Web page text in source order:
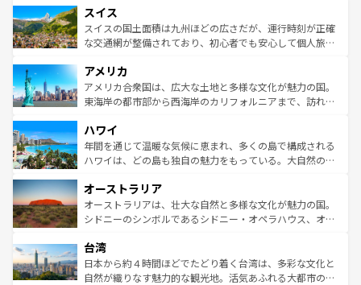
れる地方に足を運ぶとそれぞれで全く異なる文化を体験で
きるだろう。 なお、新着のフランス情報はコンテンツ一覧
を参照してほしい。
は、お酒好きな人にはぜひ体験してほしい。 なお、新着の
ドイツ情報はコンテンツ一覧を参照してほしい。
リアごとに異なる魅力がある。また、優雅なアフタヌーン
ティー、ビール好きにはたまらない英国パブ、サッカー観
戦など、本場だからこそできる体験も豊富。イギリスを旅
ンツ一覧を参照してほしい。
スイス
スイスの国土面積は九州ほどの広さだが、運行時刻が正確
な交通網が整備されており、初心者でも安心して個人旅行
の建物がそのまま残る町や、スイスならではのユニークな
博物館もあり、アルプス観光だけでなく町歩きも満喫する
ことができる。国民の所得が高いため物価も高いが、旅行
ば市内交通費無料で観光を楽しむこともできる。 なお、新
着のスイス情報はコンテンツ一覧 を参照してほしい。
アメリカ
アメリカ合衆国は、広大な土地と多様な文化が魅力の国。
東海岸の都市部から西海岸のカリフォルニアまで、訪れる
のような巨大都市は、観光、ショッピング、エンターテイ
ンメントが詰まった刺激的なスポットだ。一方、アメリカ
西部には大自然が広がり、グランドキャニオンやイエロー
部のニューオーリンズでは、音楽と美食が融合した独特の
文化が魅力。旅行者はアメリカの各地域で異なる魅力を楽
しみながら、その多様性と豊かな歴史を感じることができ
ならではの贅沢な旅のスタイルだ。 なお、新着のアメリカ
情報はコンテンツ一覧を参照してほしい。
ハワイ
年間を通じて温暖な気候に恵まれ、多くの島で構成される
ハワイは、どの島も独自の魅力をもっている。大自然の神
ワイ島は見逃せない。また、定番の観光地といえばオアフ
島だが、静かな自然を求めるならマウイ島やカウアイ島が
おすすめ。エメラルドグリーンに輝く海をはじめ、豊かな
れるおもてなしの心で訪れる人々を迎えてくれるハワイの
人々、おいしいローカルフードやハワイアンミュージッ
ク、伝統的なフラダンスなど、すべてがハワイの魅力を彩
オーストラリア
オーストラリアは、壮大な自然と多様な文化が魅力の国。
シドニーのシンボルであるシドニー・オペラハウス、オー
リアリーフや大陸中央部にそびえるウルル（エアーズロッ
ク）、タスマニアの美しい原生林やケアンズの熱帯雨林な
ど、見どころがたくさん。また、カフェやワイン、オージ
台湾
日本から約４時間ほどでたどり着く台湾は、多彩な文化と
自然が織りなす魅力的な観光地。活気あふれる大都市の台